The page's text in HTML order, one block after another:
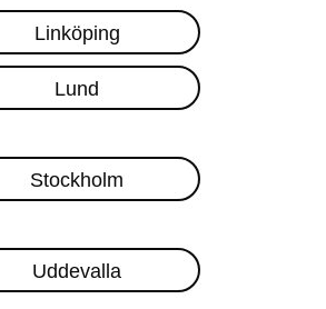
Linköping
Lund
Stockholm
Uddevalla